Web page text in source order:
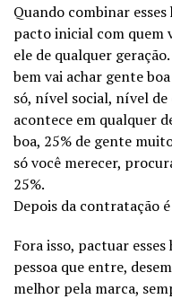
Quando combinar
pacto inicial com quem
ele de qualquer
bem vai achar gente
só, nível social, nível de
acontece em qualquer
boa, 25% de gente
só você merecer,
25%.
Depois da contratação
Fora isso, pactuar
pessoa que entre,
melhor pela marca,